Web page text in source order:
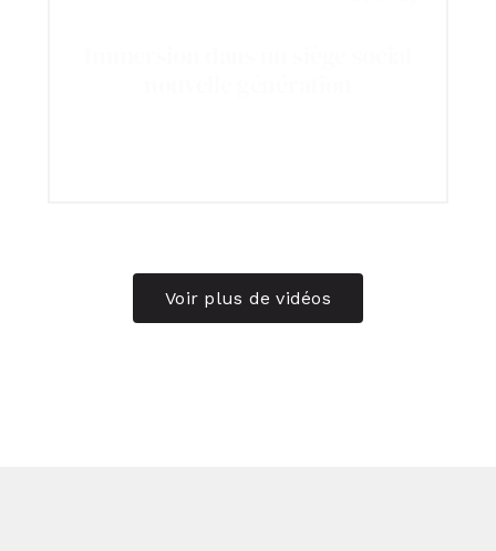
Voir plus de vidéos